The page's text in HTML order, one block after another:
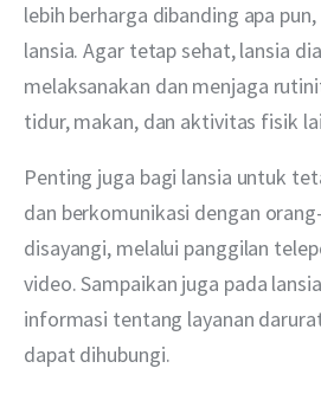
lebih berharga dibanding apa
lansia. Agar tetap sehat, lansia
melaksanakan dan menjaga
tidur, makan, dan aktivitas fisik
Penting juga bagi lansia untuk
dan berkomunikasi dengan
disayangi, melalui panggilan
video. Sampaikan juga pada
informasi tentang layanan
dapat dihubungi.